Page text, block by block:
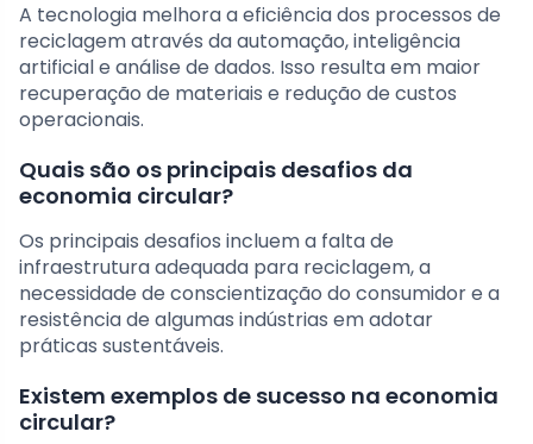
A tecnologia melhora a eficiência dos processos de
reciclagem através da automação, inteligência
artificial e análise de dados. Isso resulta em maior
recuperação de materiais e redução de custos
operacionais.
Quais são os principais desafios da
economia circular?
Os principais desafios incluem a falta de
infraestrutura adequada para reciclagem, a
necessidade de conscientização do consumidor e a
resistência de algumas indústrias em adotar
práticas sustentáveis.
Existem exemplos de sucesso na economia
circular?